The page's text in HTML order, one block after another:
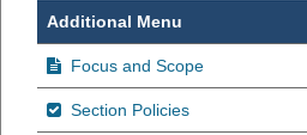
Additional Menu
Focus and Scope
Section Policies